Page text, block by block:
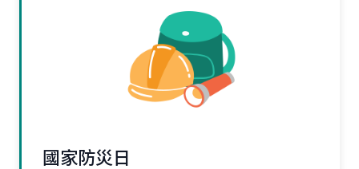
國家防災日